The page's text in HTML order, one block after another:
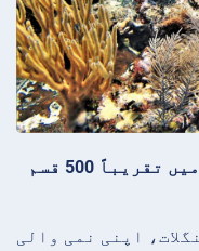
حقیقت 2: بیلیز کے بارشی جنگل میں تقریباً 500 قسم
اپنی نمی والی